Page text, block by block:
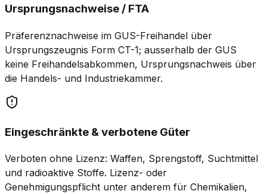
Ursprungsnachweise / FTA
Präferenznachweise im GUS-Freihandel über
Ursprungszeugnis Form CT-1; ausserhalb der GUS
keine Freihandelsabkommen, Ursprungsnachweis über
die Handels- und Industriekammer.
Eingeschränkte & verbotene Güter
Verboten ohne Lizenz: Waffen, Sprengstoff, Suchtmittel
und radioaktive Stoffe. Lizenz- oder
Genehmigungspflicht unter anderem für Chemikalien,